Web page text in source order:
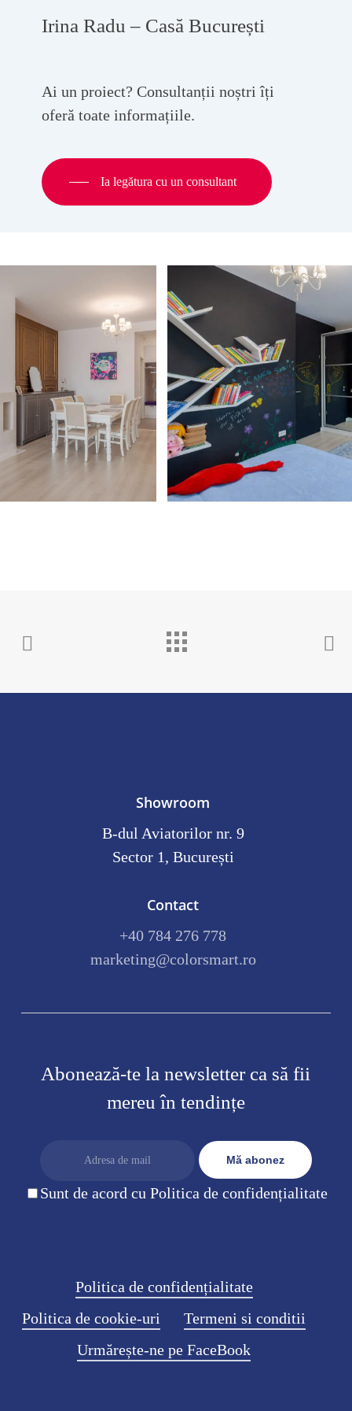
Irina Radu – Casă București
Ai un proiect? Consultanții noștri îți
oferă toate informațiile.
Ia legătura cu un consultant
Showroom
B-dul Aviatorilor nr. 9
Sector 1, București
Contact
+40 784 276 778
marketing@colorsmart.ro
Abonează-te la newsletter ca să fii
mereu în tendințe
Sunt de acord cu Politica de confidențialitate
Politica de confidențialitate
Politica de cookie-uri
Termeni si conditii
Urmărește-ne pe FaceBook